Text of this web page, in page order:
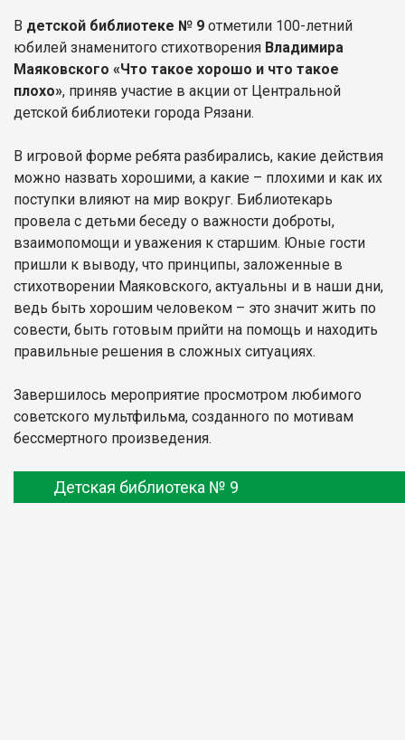
В детской библиотеке № 9 отметили 100-летний
юбилей знаменитого стихотворения Владимира
Маяковского «Что такое хорошо и что такое
плохо», приняв участие в акции от Центральной
детской библиотеки города Рязани.
В игровой форме ребята разбирались, какие действия
можно назвать хорошими, а какие – плохими и как их
поступки влияют на мир вокруг. Библиотекарь
провела с детьми беседу о важности доброты,
взаимопомощи и уважения к старшим. Юные гости
пришли к выводу, что принципы, заложенные в
стихотворении Маяковского, актуальны и в наши дни,
ведь быть хорошим человеком – это значит жить по
совести, быть готовым прийти на помощь и находить
правильные решения в сложных ситуациях.
Завершилось мероприятие просмотром любимого
советского мультфильма, созданного по мотивам
бессмертного произведения.
Детская библиотека № 9